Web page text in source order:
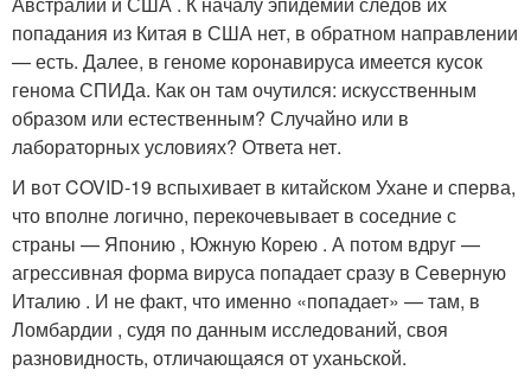
попадания из Китая в США нет, в обратном направлении
— есть. Далее, в геноме коронавируса имеется кусок
генома СПИДа. Как он там очутился: искусственным
образом или естественным? Случайно или в
лабораторных условиях? Ответа нет.
И вот COVID-19 вспыхивает в китайском Ухане и сперва,
что вполне логично, перекочевывает в соседние с
страны — Японию , Южную Корею . А потом вдруг —
агрессивная форма вируса попадает сразу в Северную
Италию . И не факт, что именно «попадает» — там, в
Ломбардии , судя по данным исследований, своя
разновидность, отличающаяся от уханьской.